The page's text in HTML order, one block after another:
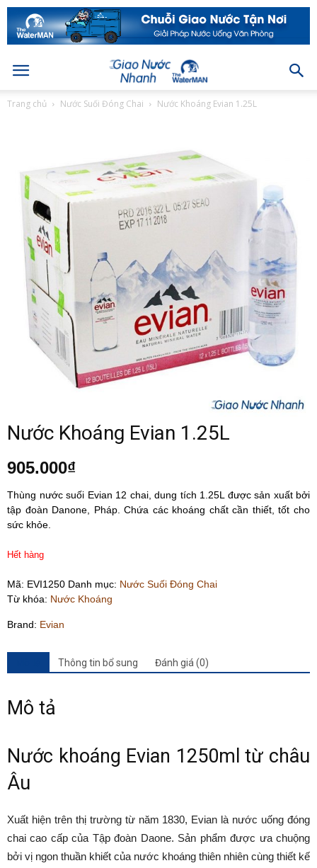
Trang chủ Nước Suối Đóng Chai Nước Khoáng Evian 1.25L
Nước Khoáng Evian 1.25L
905.000₫
Thùng nước suối Evian 12 chai, dung tích 1.25L được sản xuất bởi
tập đoàn Danone, Pháp. Chứa các khoáng chất cần thiết, tốt cho
sức khỏe.
Hết hàng
Mã: EVI1250 Danh mục: Nước Suối Đóng Chai
Từ khóa: Nước Khoáng
Brand: Evian
Thông tin bổ sung Đánh giá (0)
Mô tả
Nước khoáng Evian 1250ml từ châu
Âu
Xuất hiện trên thị trường từ năm 1830, Evian là nước uống đóng
chai cao cấp của Tập đoàn Daone. Sản phẩm được ưa chuộng
bởi vị ngon thuần khiết của nước khoáng thiên nhiên cùng thiết kế